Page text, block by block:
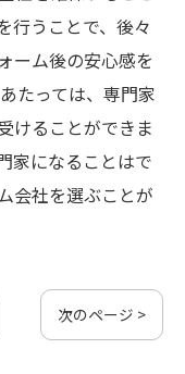
行うことで、後々
ーム後の安心感を
たっては、専門家
けることができま
家になることはで
会社を選ぶことが
次のページ >